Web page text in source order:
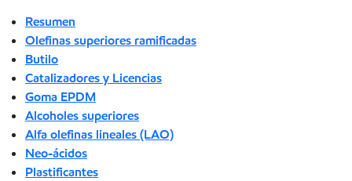
Resumen
Olefinas superiores ramificadas
Butilo
Catalizadores y Licencias
Goma EPDM
Alcoholes superiores
Alfa olefinas lineales (LAO)
Neo-ácidos
Plastificantes